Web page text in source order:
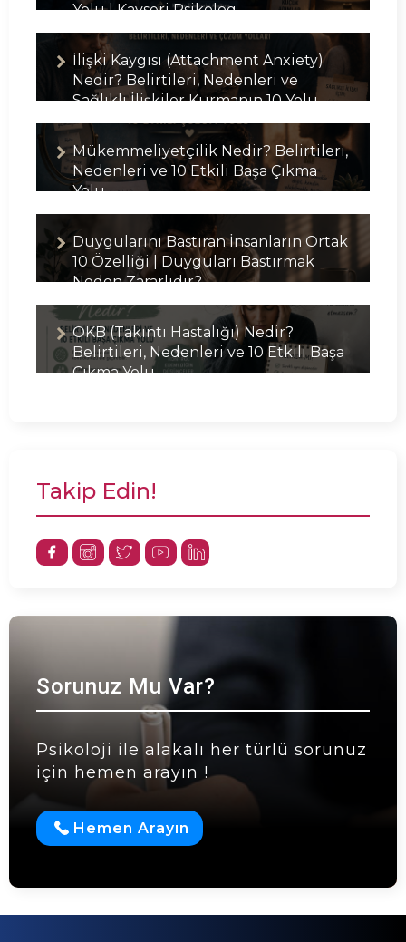
Yolu | Kayseri Psikolog
İlişki Kaygısı (Attachment Anxiety)
Nedir? Belirtileri, Nedenleri ve
Sağlıklı İlişkiler Kurmanın 10 Yolu
Mükemmeliyetçilik Nedir? Belirtileri,
Nedenleri ve 10 Etkili Başa Çıkma
Yolu
Duygularını Bastıran İnsanların Ortak
10 Özelliği | Duyguları Bastırmak
Neden Zararlıdır?
OKB (Takıntı Hastalığı) Nedir?
Belirtileri, Nedenleri ve 10 Etkili Başa
Çıkma Yolu
Takip Edin!
Sorunuz Mu Var?
Psikoloji ile alakalı her türlü sorunuz
için hemen arayın !
Hemen Arayın